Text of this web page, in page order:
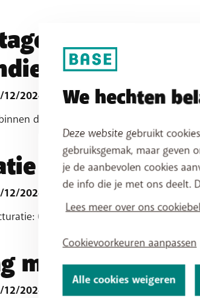
problemen
2024
de 14 dagen terugbellen voor een
2024
0,07%
mobiele
2024
We hechten
Deze website gebruikt
gebruiksgemak, maar geven
je de aanbevolen cookies
de info die je met ons deelt.
Lees meer over ons
Cookievoorkeuren aanpassen
Alle cookies weigeren